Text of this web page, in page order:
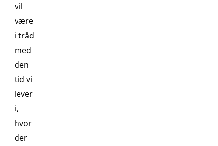
vil
være
i tråd
med
den
tid vi
lever
i,
hvor
der